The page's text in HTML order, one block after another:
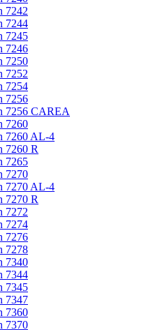
7242
7244
7245
7246
7250
7252
7254
7256
7256 CAREA
7260
7260 AL-4
7260 R
7265
7270
7270 AL-4
7270 R
7272
7274
7276
7278
7340
7344
7345
7347
7360
7370